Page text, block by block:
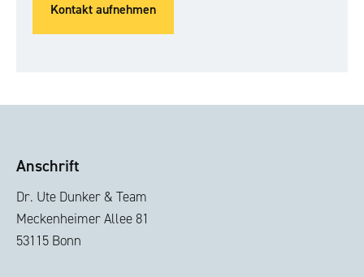
Kontakt aufnehmen
Anschrift
Dr. Ute Dunker & Team
Meckenheimer Allee 81
53115 Bonn